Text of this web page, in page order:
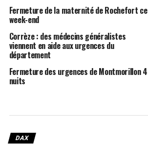
Fermeture de la maternité de Rochefort ce
week-end
Corrèze : des médecins généralistes
viennent en aide aux urgences du
département
Fermeture des urgences de Montmorillon 4
nuits
DAX